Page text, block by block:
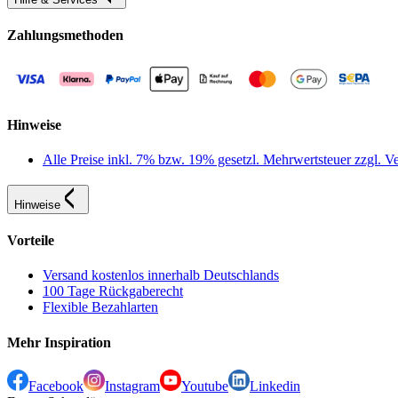
Zahlungsmethoden
Hinweise
Alle Preise inkl. 7% bzw. 19% gesetzl. Mehrwertsteuer zzgl.
Hinweise
Vorteile
Versand kostenlos innerhalb Deutschlands
100 Tage Rückgaberecht
Flexible Bezahlarten
Mehr Inspiration
Facebook Instagram Youtube
Linkedin